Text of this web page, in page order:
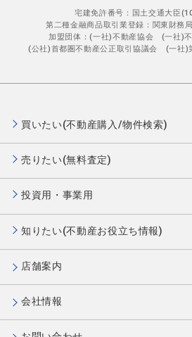
宅建免許番号：国土交通大臣
第二種金融商品取引業登録：関東財務
加盟団体：(一社)不動産協会 (一社)
(公社)首都圏不動産公正取引協議会 (一社)
買いたい(不動産購入/物件検索)
売りたい(無料査定)
投資用・事業用
知りたい(不動産お役立ち情報)
店舗案内
会社情報